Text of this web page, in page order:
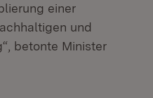
einer
und
betonte Minister